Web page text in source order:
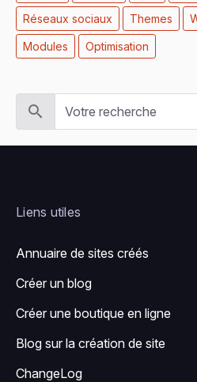
Réseaux sociaux Themes
Modules Optimisation
Liens utiles
Annuaire de sites créés
Créer un blog
Créer une boutique en ligne
Blog sur la création de site
ChangeLog